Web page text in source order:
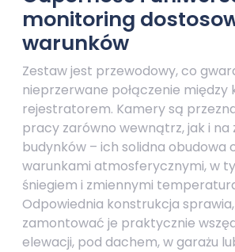
monitoring
warunków
Zestaw jest przewodowy, co
nieprzerwane połączenie między
rejestratorem. Kamery są
pracy zarówno wewnątrz, jak i na
budynków – ich solidna obudowa
warunkami atmosferycznymi, w
śniegiem i zmiennymi
Odpowiednia konstrukcja
zamontować je praktycznie
elewacji, pod dachem, w garażu